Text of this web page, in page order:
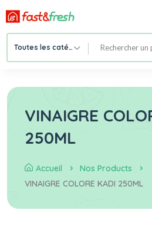
Toutes les catégories
VINAIGRE
250ML
Accueil
Nos Products
VINAIGRE COLORE KADI 250ML